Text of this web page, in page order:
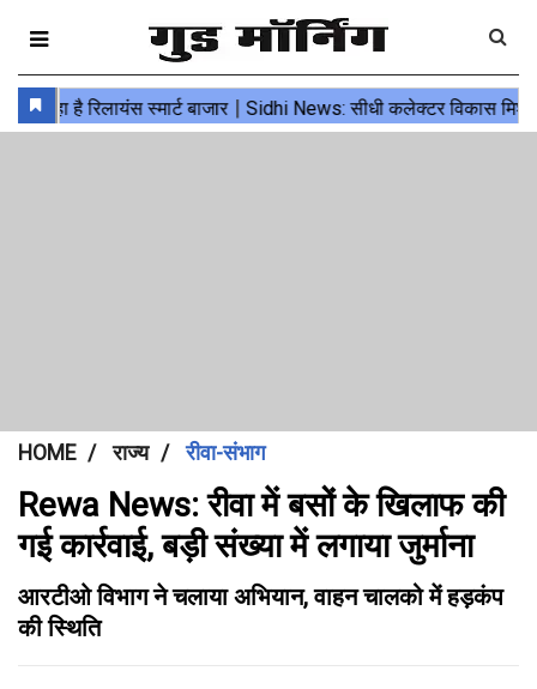
HOME राज्य रीवा-संभाग
Rewa News: रीवा में बसों के खिलाफ की
गई कार्रवाई, बड़ी संख्या में लगाया जुर्माना
आरटीओ विभाग ने चलाया अभियान, वाहन चालको में हड़कंप
की स्थिति